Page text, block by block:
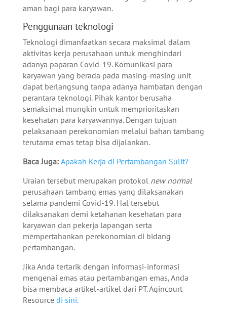
aman bagi para karyawan.
Penggunaan teknologi
Teknologi dimanfaatkan secara maksimal dalam
aktivitas kerja perusahaan untuk menghindari
adanya paparan Covid-19. Komunikasi para
karyawan yang berada pada masing-masing unit
dapat berlangsung tanpa adanya hambatan dengan
perantara teknologi. Pihak kantor berusaha
semaksimal mungkin untuk memprioritaskan
kesehatan para karyawannya. Dengan tujuan
pelaksanaan perekonomian melalui bahan tambang
terutama emas tetap bisa dijalankan.
Baca Juga: Apakah Kerja di Pertambangan Sulit?
Uraian tersebut merupakan protokol new normal
perusahaan tambang emas yang dilaksanakan
selama pandemi Covid-19. Hal tersebut
dilaksanakan demi ketahanan kesehatan para
karyawan dan pekerja lapangan serta
mempertahankan perekonomian di bidang
pertambangan.
Jika Anda tertarik dengan informasi-informasi
mengenai emas atau pertambangan emas, Anda
bisa membaca artikel-artikel dari PT. Agincourt
Resource di sini.